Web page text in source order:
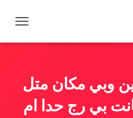
ب
وبي مكان متل
بي رج حدا ام